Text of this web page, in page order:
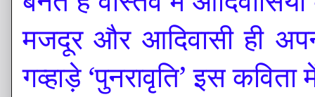
मजदूर और आदिवासी ही
गव्हाड़े ‘पुनरावृति’ इस